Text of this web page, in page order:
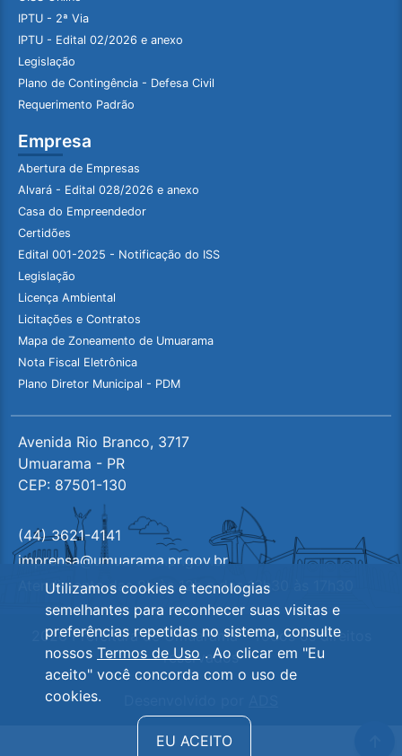
IPTU - 2ª Via
IPTU - Edital 02/2026 e anexo
Legislação
Plano de Contingência - Defesa Civil
Requerimento Padrão
Empresa
Abertura de Empresas
Alvará - Edital 028/2026 e anexo
Casa do Empreendedor
Certidões
Edital 001-2025 - Notificação do ISS
Legislação
Licença Ambiental
Licitações e Contratos
Mapa de Zoneamento de Umuarama
Nota Fiscal Eletrônica
Plano Diretor Municipal - PDM
Avenida Rio Branco, 3717
Umuarama - PR
CEP: 87501-130
(44) 3621-4141
imprensa@umuarama.pr.gov.br
Atendimento das 8h às 12h e das 13h30 às 17h30
2026 Prefeitura de Umuarama - Todos os direitos
reservados
Utilizamos cookies e tecnologias
semelhantes para reconhecer suas visitas e
preferências repetidas no sistema, consulte
nossos Termos de Uso . Ao clicar em "Eu
aceito" você concorda com o uso de
cookies.
EU ACEITO